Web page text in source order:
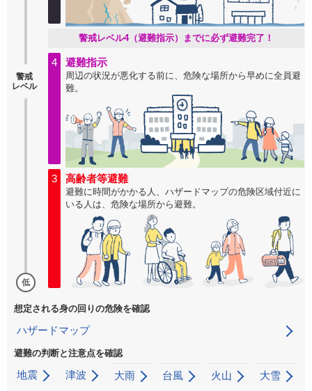
警戒
レベル
警戒レベル4（避難指示）までに必ず避難完了！
4 避難指示
周辺の状況が悪化する前に、危険な場所から早めに全員避
難。
低
3 高齢者等避難
避難に時間がかかる人、ハザードマップの危険区域付近に
いる人は、危険な場所から避難。
想定される身の回りの危険を確認
ハザードマップ
避難の判断と注意点を確認
地震 津波 大雨 台風 火山 大雪